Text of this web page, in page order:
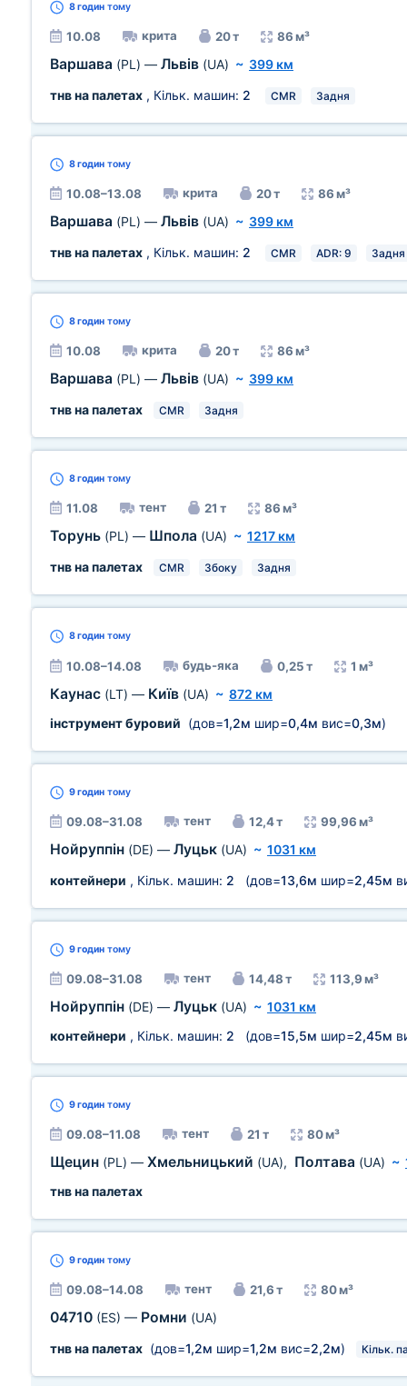
8 годин тому
10.08 крита 20 т 86 м³
Варшава (PL) — Львів (UA) ~ 399 км
тнв на палетах , Кільк. машин: 2 CMR Задня
8 годин тому
10.08–13.08 крита 20 т 86 м³
Варшава (PL) — Львів (UA) ~ 399 км
тнв на палетах , Кільк. машин: 2 CMR ADR: 9 Задня
8 годин тому
10.08 крита 20 т 86 м³
Варшава (PL) — Львів (UA) ~ 399 км
тнв на палетах
CMR Задня
8 годин тому
11.08 тент 21 т 86 м³
Торунь (PL) — Шпола (UA) ~ 1217 км
тнв на палетах
CMR Збоку Задня
8 годин тому
10.08–14.08 будь-яка 0,25 т 1 м³
Каунас (LT) — Київ (UA) ~ 872 км
інструмент буровий (дов=1,2м шир=0,4м вис=0,3м)
9 годин тому
09.08–31.08 тент 12,4 т 99,96 м³
Нойруппін (DE) — Луцьк (UA) ~ 1031 км
контейнери , Кільк. машин: 2 (дов=13,6м шир=2,45м
9 годин тому
09.08–31.08 тент 14,48 т 113,9 м³
Нойруппін (DE) — Луцьк (UA) ~ 1031 км
контейнери , Кільк. машин: 2 (дов=15,5м шир=2,45м
9 годин тому
09.08–11.08 тент 21 т 80 м³
Щецин (PL) — Хмельницький (UA), Полтава (UA) ~
тнв на палетах
9 годин тому
09.08–14.08 тент 21,6 т 80 м³
04710 (ES) — Ромни (UA)
тнв на палетах (дов=1,2м шир=1,2м вис=2,2м) Кільк.